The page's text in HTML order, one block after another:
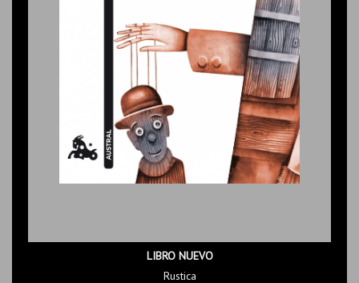
LIBRO NUEVO
Rustica